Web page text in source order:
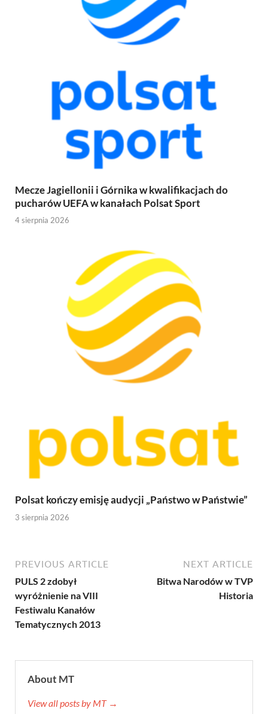
Mecze Jagiellonii i Górnika w kwalifikacjach do
pucharów UEFA w kanałach Polsat Sport
4 sierpnia 2026
Polsat kończy emisję audycji „Państwo w Państwie”
3 sierpnia 2026
PREVIOUS ARTICLE
PULS 2 zdobył
wyróżnienie na VIII
Festiwalu Kanałów
Tematycznych 2013
NEXT ARTICLE
Bitwa Narodów w TVP
Historia
About MT
View all posts by MT →